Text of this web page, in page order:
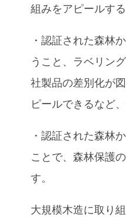
組みをアピールす
・認証された森林
うこと、ラベリン
社製品の差別化が
ピールできるなど
・認証された森林
ことで、森林保護
す。
大規模木造に取り